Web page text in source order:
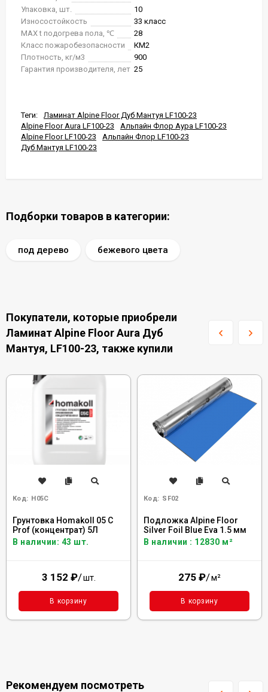
Упаковка, шт.
10
Износостойкость
33 класс
MAX t подогрева пола, ℃
28
Класс пожаробезопасности
КМ2
Плотность, кг/м3
900
Гарантия производителя, лет 25
Теги:
Ламинат Alpine Floor Дуб Мантуя LF100-23
Alpine Floor Aura LF100-23
Альпайн Флор Аура LF100-23
Alpine Floor LF100-23
Альпайн Флор LF100-23
Дуб Мантуя LF100-23
Подборки товаров в категории:
под дерево бежевого цвета
Покупатели, которые приобрели
Ламинат Alpine Floor Aura Дуб
Мантуя, LF100-23, также купили
Код: H05C
Грунтовка Homakoll 05 C
Prof (концентрат) 5Л
В наличии: 43 шт.
3 152 ₽/шт.
В корзину
Код: SF02
Подложка Alpine Floor
Silver Foil Blue Eva 1.5 мм
В наличии : 12830 м²
275 ₽/м²
В корзину
Рекомендуем посмотреть